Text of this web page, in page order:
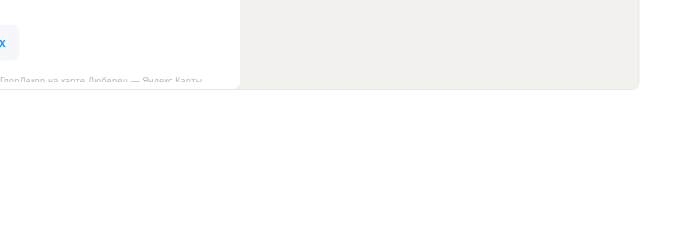
ГлорДекор на карте Люберец — Яндекс Карты